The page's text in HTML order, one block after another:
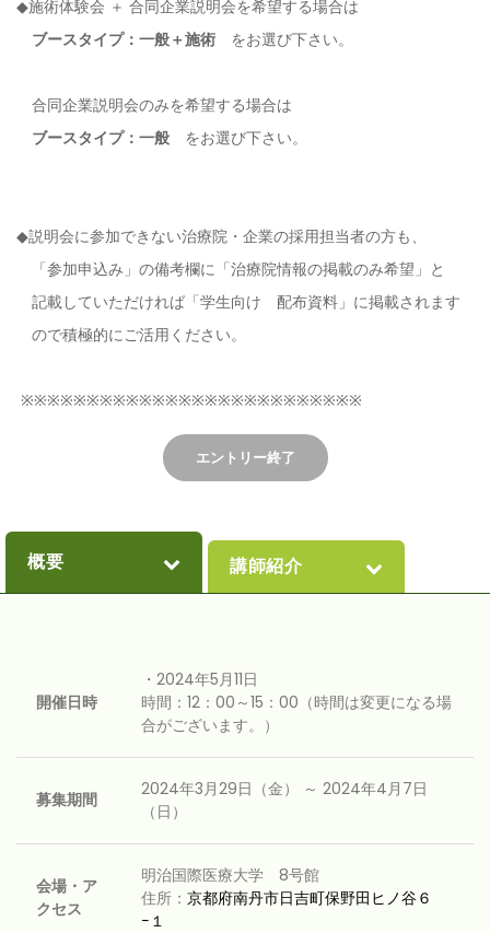
◆施術体験会 ＋ 合同企業説明会を希望する場合は
ブースタイプ：一般＋施術 をお選び下さい。
合同企業説明会のみを希望する場合は
ブースタイプ：一般 をお選び下さい。
◆説明会に参加できない治療院・企業の採用担当者の方も、
「参加申込み」 の備考欄に「治療院情報の掲載のみ希望」と
記載していただければ「学生向け 配布資料」に掲載されます
ので積極的にご活用ください。
※※※※※※※※※※※※※※※※※※※※※※※※※※
エントリー終了
概要 講師紹介
開催日時
・2024年5月11日
時間：12：00～15：00（時間は変更になる場
合がございます。）
募集期間
2024年3月29日（金） ～ 2024年4月7日
（日）
会場・ア
クセス
明治国際医療大学 8号館
住所： 京都府南丹市日吉町保野田ヒノ谷６
−１